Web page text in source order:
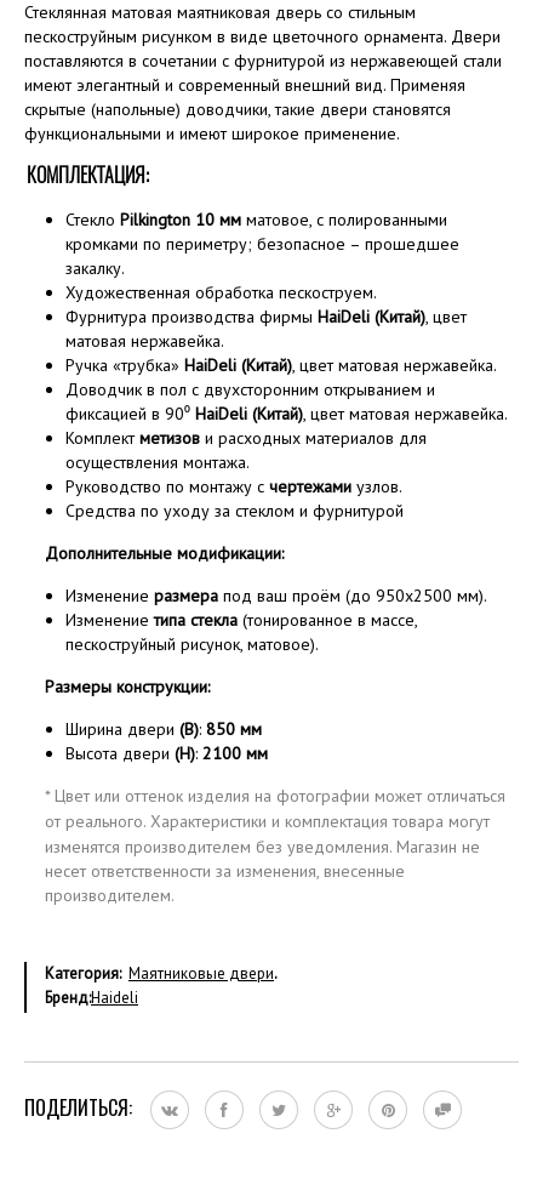
Стеклянная матовая маятниковая дверь со стильным
пескоструйным рисунком в виде цветочного орнамента. Двери
поставляются в сочетании с фурнитурой из нержавеющей стали
имеют элегантный и современный внешний вид. Применяя
скрытые (напольные) доводчики, такие двери становятся
функциональными и имеют широкое применение.
КОМПЛЕКТАЦИЯ:
Стекло Pilkington 10 мм матовое, с полированными
кромками по периметру; безопасное – прошедшее
закалку.
Художественная обработка пескоструем.
Фурнитура производства фирмы HaiDeli (Китай), цвет
матовая нержавейка.
Ручка «трубка» HaiDeli (Китай), цвет матовая нержавейка.
Доводчик в пол с двухсторонним открыванием и
фиксацией в 90⁰ HaiDeli (Китай), цвет матовая нержавейка.
Комплектметизов и расходных материалов для
осуществления монтажа.
Руководство по монтажу с чертежами узлов.
Средства по уходу за стеклом и фурнитурой
Дополнительные модификации:
Изменение размера под ваш проём (до 950х2500 мм).
Изменениетипа стекла (тонированное в массе,
пескоструйный рисунок, матовое).
Размеры конструкции:
Ширина двери (B): 850 мм
Высота двери (H): 2100 мм
* Цвет или оттенок изделия на фотографии может отличаться
от реального. Характеристики и комплектация товара могут
изменятся производителем без уведомления. Магазин не
несет ответственности за изменения, внесенные
производителем.
Категория: Маятниковые двери.
Бренд:Haideli
ПОДЕЛИТЬСЯ: